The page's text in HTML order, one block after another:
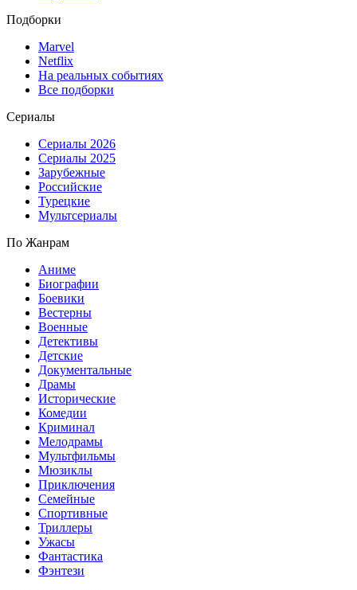
Подборки
Marvel
Netflix
На реальных событиях
Все подборки
Сериалы
Сериалы 2026
Сериалы 2025
Зарубежные
Российские
Турецкие
Мультсериалы
По Жанрам
Аниме
Биографии
Боевики
Вестерны
Военные
Детективы
Детские
Документальные
Драмы
Исторические
Комедии
Криминал
Мелодрамы
Мультфильмы
Мюзиклы
Приключения
Семейные
Спортивные
Триллеры
Ужасы
Фантастика
Фэнтези